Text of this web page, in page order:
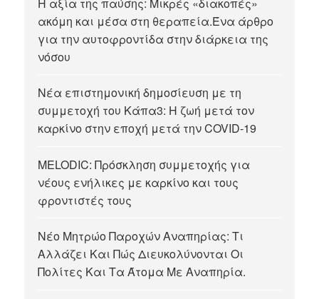
ακόμη και μέσα στη θεραπεία.Ένα άρθρο
για την αυτοφροντίδα στην διάρκεια της
νόσου
Νέα επιστημονική δημοσίευση με τη
συμμετοχή του Κάπα3: Η ζωή μετά τον
καρκίνο στην εποχή μετά την COVID-19
MELODIC: Πρόσκληση συμμετοχής για
νέους ενήλικες με καρκίνο και τους
φροντιστές τους
Νέο Μητρώο Παροχών Αναπηρίας: Τι
Αλλάζει Και Πώς Διευκολύνονται Οι
Πολίτες Και Τα Άτομα Με Αναπηρία.